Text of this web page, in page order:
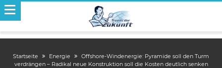
Startseite Energie
Offshore-Windenergie: Pyramide soll den Turm
verdrängen – Radikal neue Konstruktion soll die Kosten deutlich senken